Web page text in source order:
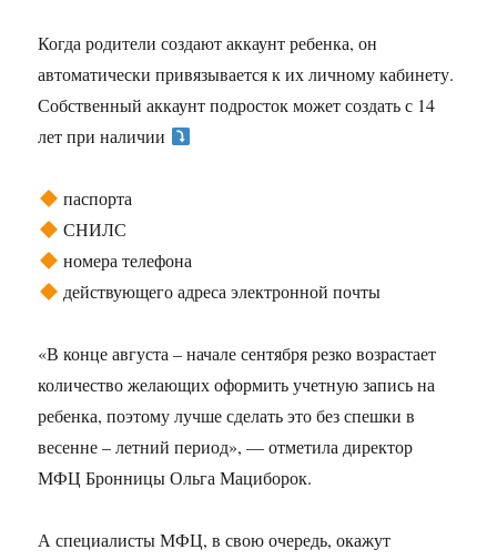
Когда родители создают аккаунт ребенка, он
автоматически привязывается к их личному кабинету.
Собственный аккаунт подросток может создать с 14
лет при наличии
паспорта
СНИЛС
номера телефона
действующего адреса электронной почты
«В конце августа – начале сентября резко возрастает
количество желающих оформить учетную запись на
ребенка, поэтому лучше сделать это без спешки в
весенне – летний период», — отметила директор
МФЦ Бронницы Ольга Мациборок.
А специалисты МФЦ, в свою очередь, окажут